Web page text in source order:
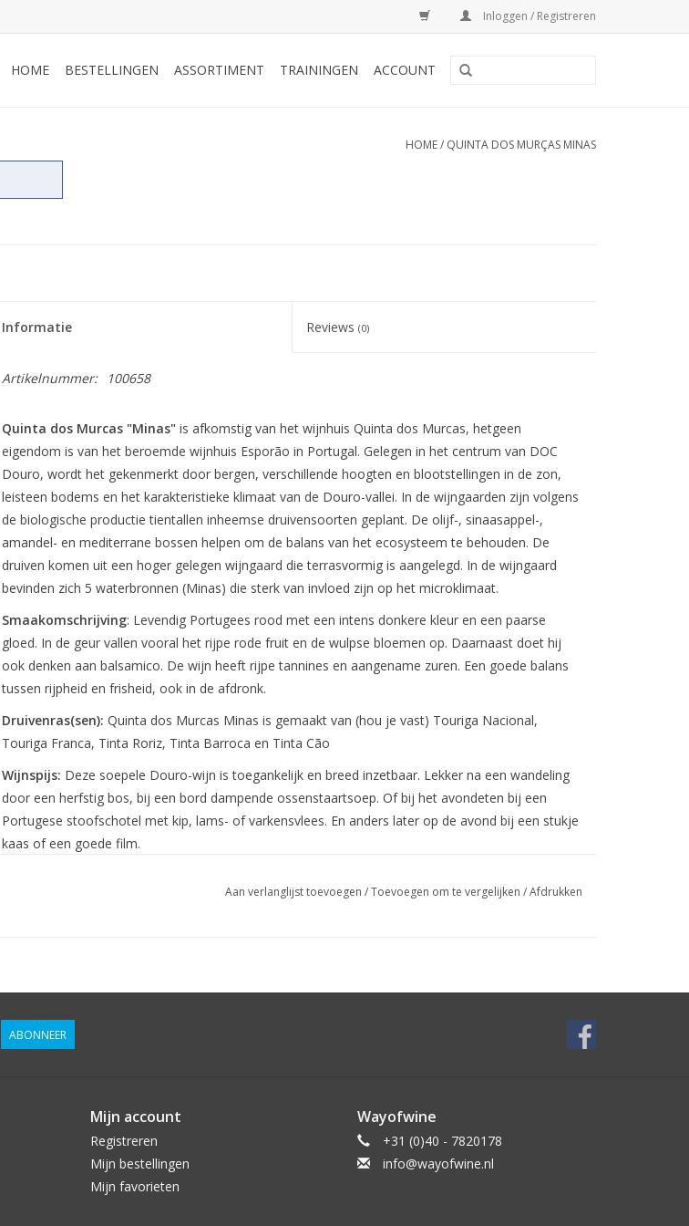
Inloggen / Registreren
HOME BESTELLINGEN ASSORTIMENT TRAININGEN ACCOUNT
HOME/ QUINTA DOS MURÇAS MINAS
Informatie Reviews(0)
Artikelnummer: 100658
Quinta dos Murcas "Minas"is afkomstig van het wijnhuis Quinta dos Murcas, hetgeen
eigendom is van het beroemde wijnhuis Esporão in Portugal. Gelegen in het centrum van DOC
Douro, wordt het gekenmerkt door bergen, verschillende hoogten en blootstellingen in de zon,
leisteen bodems en het karakteristieke klimaat van de Douro-vallei. In de wijngaarden zijn volgens
de biologische productie tientallen inheemse druivensoorten geplant. De olijf-, sinaasappel-,
amandel- en mediterrane bossen helpen om de balans van het ecosysteem te behouden. De
druiven komen uit een hoger gelegen wijngaard die terrasvormig is aangelegd. In de wijngaard
bevinden zich 5 waterbronnen (Minas) die sterk van invloed zijn op het microklimaat.
Smaakomschrijving: Levendig Portugees rood met een intens donkere kleur en een paarse
gloed. In de geur vallen vooral het rijpe rode fruit en de wulpse bloemen op. Daarnaast doet hij
ook denken aan balsamico. De wijn heeft rijpe tannines en aangename zuren. Een goede balans
tussen rijpheid en frisheid, ook in de afdronk.
Druivenras(sen): Quinta dos Murcas Minas is gemaakt van (hou je vast) Touriga Nacional,
Touriga Franca, Tinta Roriz, Tinta Barroca en Tinta Cão
Wijnspijs: Deze soepele Douro-wijn is toegankelijk en breed inzetbaar. Lekker na een wandeling
door een herfstig bos, bij een bord dampende ossenstaartsoep. Of bij het avondeten bij een
Portugese stoofschotel met kip, lams- of varkensvlees. En anders later op de avond bij een stukje
kaas of een goede film.
International Wine Challenge, 2018 - Commended (2016)
Aan verlanglijst toevoegen /Toevoegen om te vergelijken /Afdrukken
ABONNEER
Mijn account
Registreren
Mijn bestellingen
Mijn favorieten
Wayofwine
+31 (0)40 - 7820178
info@wayofwine.nl